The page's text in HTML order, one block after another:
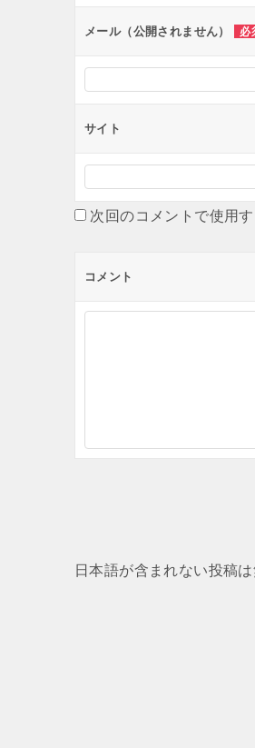
メール（公開されません） 必
サイト
次回のコメントで使用
コメント
日本語が含まれない投稿